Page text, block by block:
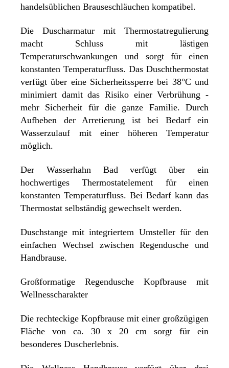
handelsüblichen Brauseschläuchen kompatibel.
Die Duscharmatur mit Thermostatregulierung
macht Schluss mit lästigen
Temperaturschwankungen und sorgt für einen
konstanten Temperaturfluss. Das Duschthermostat
verfügt über eine Sicherheitssperre bei 38°C und
minimiert damit das Risiko einer Verbrühung -
mehr Sicherheit für die ganze Familie. Durch
Aufheben der Arretierung ist bei Bedarf ein
Wasserzulauf mit einer höheren Temperatur
möglich.
Der Wasserhahn Bad verfügt über ein
hochwertiges Thermostatelement für einen
konstanten Temperaturfluss. Bei Bedarf kann das
Thermostat selbständig gewechselt werden.
Duschstange mit integriertem Umsteller für den
einfachen Wechsel zwischen Regendusche und
Handbrause.
Großformatige Regendusche Kopfbrause mit
Wellnesscharakter
Die rechteckige Kopfbrause mit einer großzügigen
Fläche von ca. 30 x 20 cm sorgt für ein
besonderes Duscherlebnis.